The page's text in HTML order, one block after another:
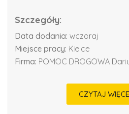
Szczegóły:
Data dodania: wczoraj
Miejsce pracy: Kielce
Firma: POMOC DROGOWA
CZYTAJ